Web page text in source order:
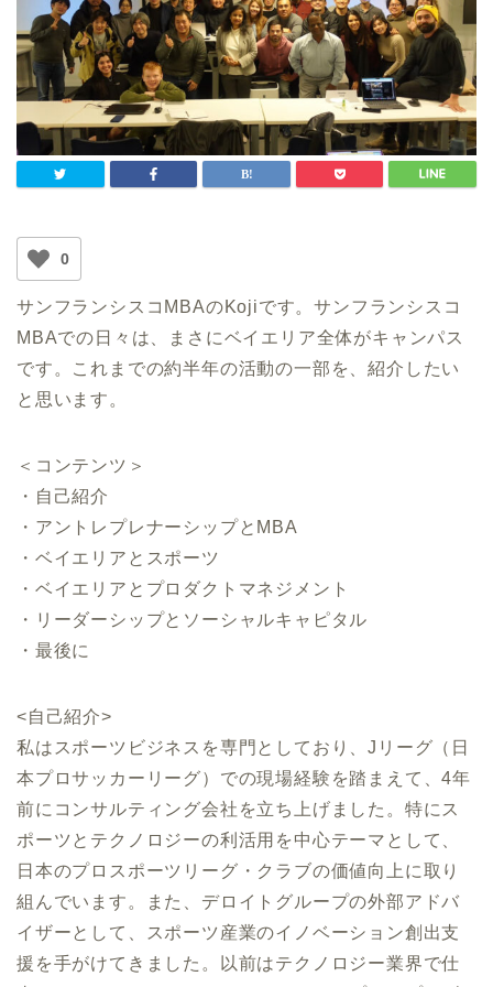
0
サンフランシスコMBAのKojiです。サンフランシスコ
MBAでの日々は、まさにベイエリア全体がキャンパス
です。これまでの約半年の活動の一部を、紹介したい
と思います。
＜コンテンツ＞
・自己紹介
・アントレプレナーシップとMBA
・ベイエリアとスポーツ
・ベイエリアとプロダクトマネジメント
・リーダーシップとソーシャルキャピタル
・最後に
<自己紹介>
私はスポーツビジネスを専門としており、Jリーグ（日
本プロサッカーリーグ）での現場経験を踏まえて、4年
前にコンサルティング会社を立ち上げました。特にス
ポーツとテクノロジーの利活用を中心テーマとして、
日本のプロスポーツリーグ・クラブの価値向上に取り
組んでいます。また、デロイトグループの外部アドバ
イザーとして、スポーツ産業のイノベーション創出支
援を手がけてきました。以前はテクノロジー業界で仕